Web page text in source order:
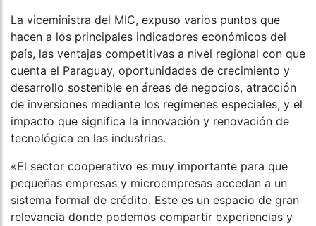
La viceministra del MIC, expuso varios puntos que
hacen a los principales indicadores económicos del
país, las ventajas competitivas a nivel regional con que
cuenta el Paraguay, oportunidades de crecimiento y
desarrollo sostenible en áreas de negocios, atracción
de inversiones mediante los regímenes especiales, y el
impacto que significa la innovación y renovación de
tecnológica en las industrias.
«El sector cooperativo es muy importante para que
pequeñas empresas y microempresas accedan a un
sistema formal de crédito. Este es un espacio de gran
relevancia donde podemos compartir experiencias y